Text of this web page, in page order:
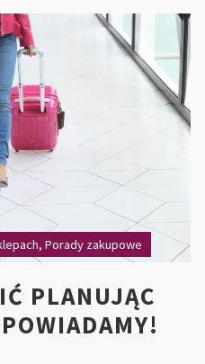
Z
, Porady zakupowe
PLANUJĄC